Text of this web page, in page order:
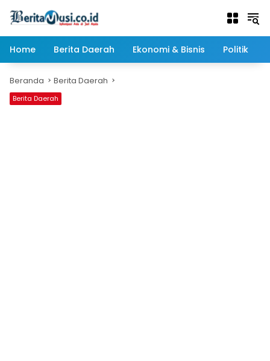
Home
Berita Daerah Ekonomi & Bisnis Politik
Beranda Berita Daerah
Berita Daerah